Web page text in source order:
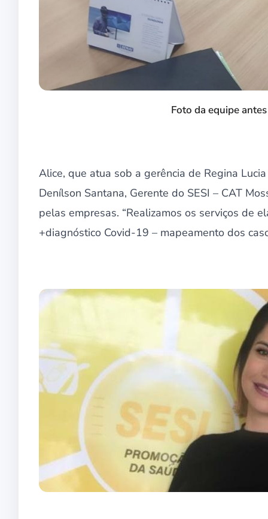
Foto da equipe
Alice, que atua sob a gerência de Regina
Denílson Santana, Gerente do SESI – CAT
pelas empresas. “Realizamos os serviços de
+diagnóstico Covid-19 – mapeamento dos